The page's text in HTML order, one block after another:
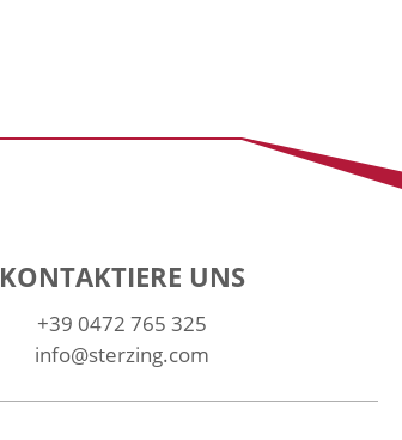
KONTAKTIERE UNS
+39 0472 765 325
info@sterzing.com